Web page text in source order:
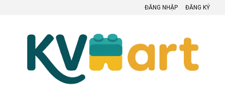
ĐĂNG NHẬP ĐĂNG KÝ